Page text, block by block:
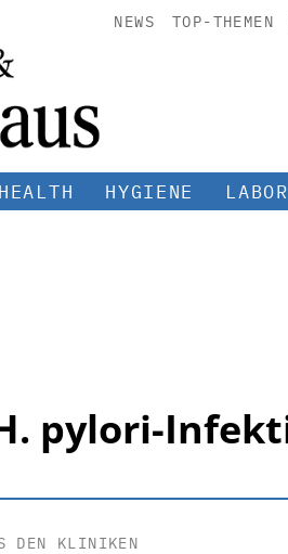
NEWS TOP-THEMEN
HYGIENE LABOR
pylori-
DEN KLINIKEN